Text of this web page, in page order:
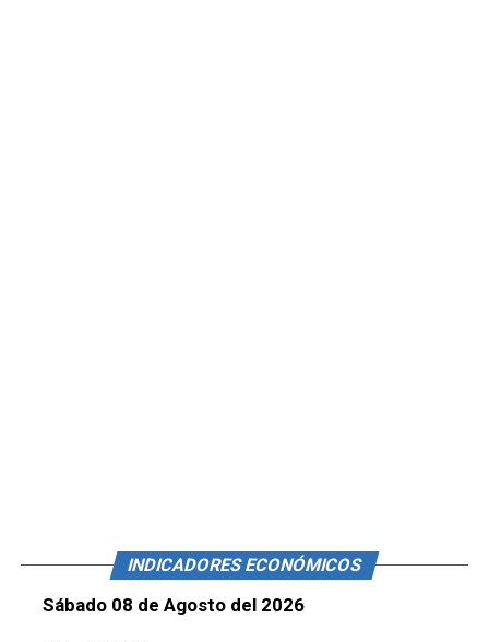
INDICADORES ECONÓMICOS
Sábado 08 de Agosto del 2026